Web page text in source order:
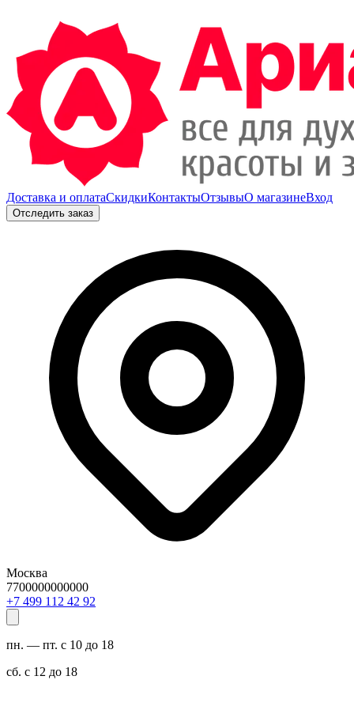
Доставка и оплатаСкидкиКонтактыОтзывыО магазинеВход
Отследить заказ
Москва
7700000000000
29 24 211 994 7+
пн. — пт. с 10 до 18
сб. с 12 до 18